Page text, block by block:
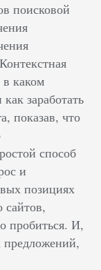
поисковой
в каком
заработать
показав, что
способ
и
позициях
сайтов,
пробиться. И,